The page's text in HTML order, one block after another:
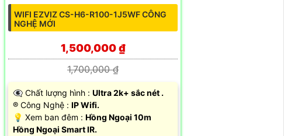
WIFI EZVIZ CS-H6-R100-1J5WF CÔNG
NGHỆ MỚI
1,500,000 ₫
1,700,000 ₫
👁️‍🗨 Chất lượng hình : Ultra 2k+ sắc nét .
®️ Công Nghệ : IP Wifi.
💡 Xem ban đêm : Hồng Ngoại 10m
Hồng Ngoại Smart IR.